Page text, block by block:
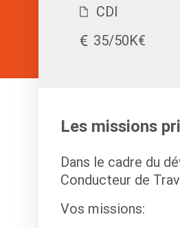
CDI
35/50K€
Les missions
Dans le cadre du
Conducteur de
Vos missions: